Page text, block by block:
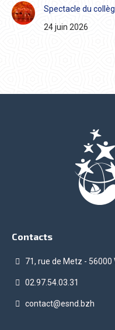
Spectacle du
24 juin 2026
Contacts
71, rue de Metz - 56000
02.97.54.03.31
contact@esnd.bzh